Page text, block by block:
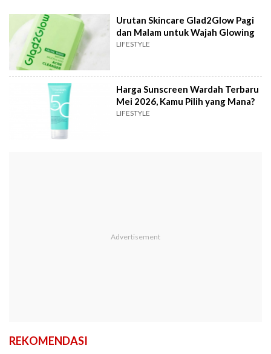
Urutan Skincare Glad2Glow Pagi
dan Malam untuk Wajah Glowing
LIFESTYLE
Harga Sunscreen Wardah Terbaru
Mei 2026, Kamu Pilih yang Mana?
LIFESTYLE
REKOMENDASI